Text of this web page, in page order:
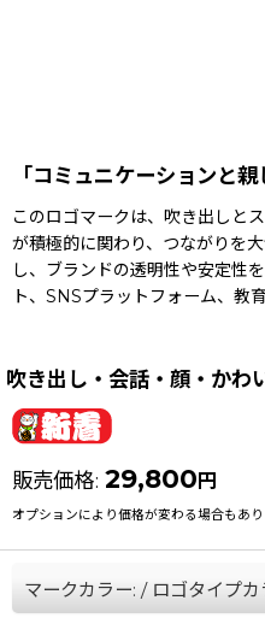
「コミュニケーションと
このロゴマークは、吹き出しと
が積極的に関わり、つながりを
し、ブランドの透明性や安定性
ト、SNSプラットフォーム、教
吹き出し・会話・顔・か
販売価格: 29,800 円
オプションにより価格が変わる場合もあり
マークカラー: / ロゴタイプカ